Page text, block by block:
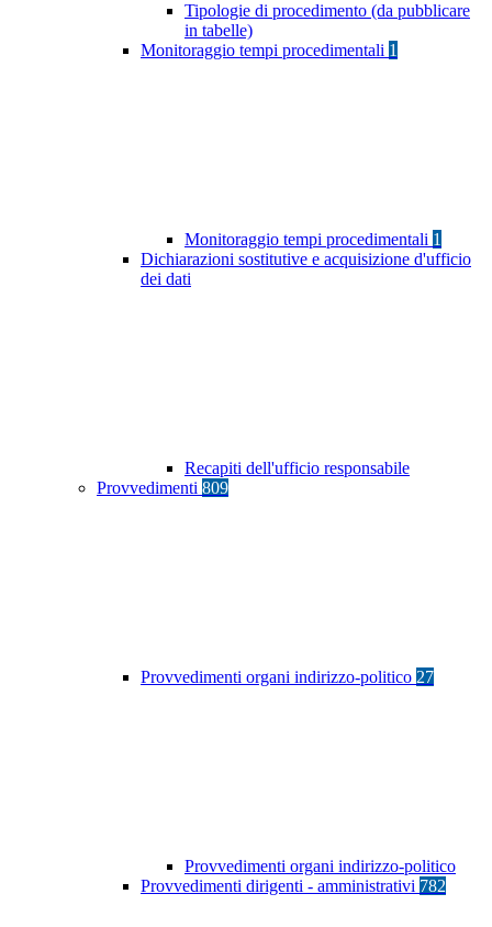
Tipologie di procedimento (da pubblicare
in tabelle)
Monitoraggio tempi procedimentali 1
Monitoraggio tempi procedimentali 1
Dichiarazioni sostitutive e acquisizione d'ufficio
dei dati
Recapiti dell'ufficio responsabile
Provvedimenti 809
Provvedimenti organi indirizzo-politico 27
Provvedimenti organi indirizzo-politico
Provvedimenti dirigenti - amministrativi 782